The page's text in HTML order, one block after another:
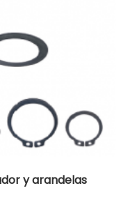
y arandelas